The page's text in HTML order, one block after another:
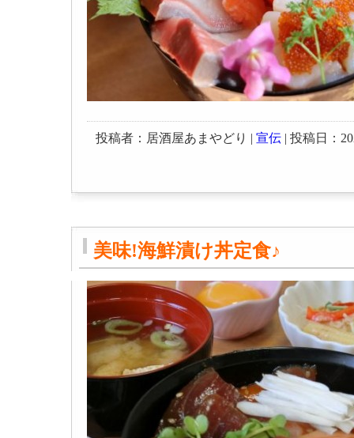
投稿者：居酒屋あまやどり | 宣伝 | 投稿日：
美味!海鮮漬け丼定食♪